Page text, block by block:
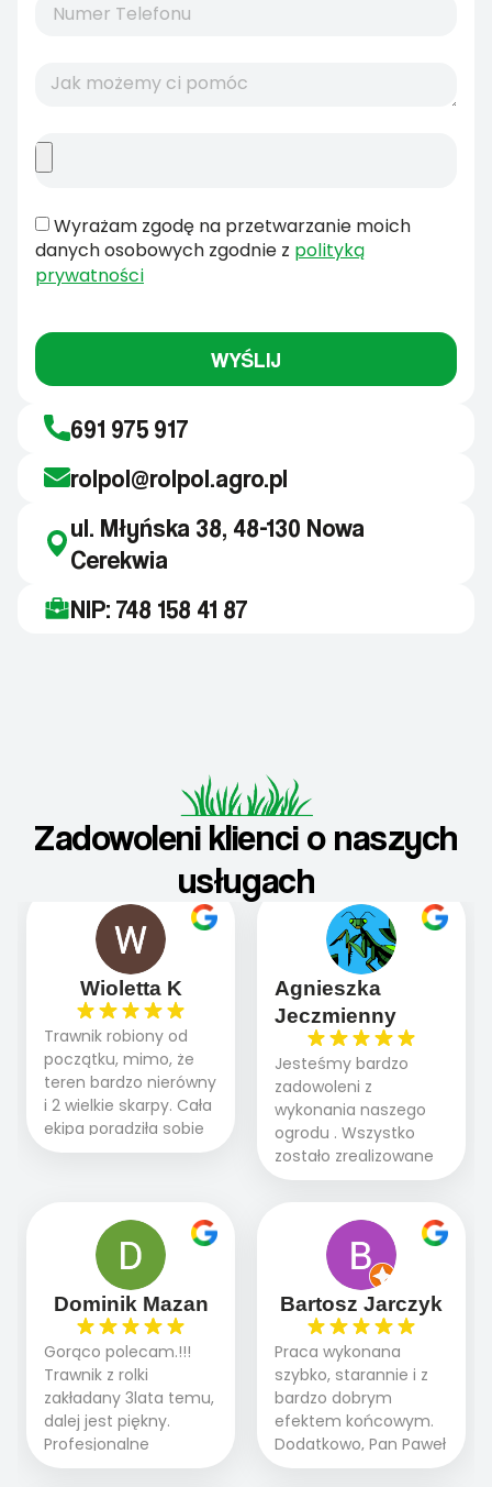
Wyrażam zgodę na przetwarzanie moich
danych osobowych zgodnie z polityką
prywatności
WYŚLIJ
691 975 917
rolpol@rolpol.agro.pl
ul. Młyńska 38, 48-130 Nowa
Cerekwia
NIP: 748 158 41 87
Zadowoleni klienci o naszych
usługach
Wioletta K
Trawnik robiony od
początku, mimo, że
teren bardzo nierówny
i 2 wielkie skarpy. Cała
ekipa poradziła sobie
WSPANIALE od
panowie wiedzą co
robią. Wszystko poszło
sprawnie i szybko.
Doradztwo w
pielęgnacji trawnika
teraz i na późniejszym
etapie jest dużym
plusem. Teraz razem
z dzieckiem i małym
pieskiem cieszymy się
pięknym trawnikiem :)
A trawa robi efekt
Agnieszka
Jeczmienny
Jesteśmy bardzo
zadowoleni z
wykonania naszego
ogrodu . Wszystko
zostało zrealizowane
fachowo, rzetelnie i
oczekiwaniami. Prace
przebiegały sprawnie
dzięki temu,że firma
działa kompleksowo :
ogrodnictwo,nawodnienie,
brukarstwo.Efekt
końcowy przerósł
nasze oczekiwania.
Polecamy tę firmę
wszystkim , którzy
marzą o pięknym
Dominik Mazan
Gorąco polecam.!!!
Trawnik z rolki
zakładany 3lata temu,
dalej jest piękny.
Profesjonalne
podejście do pracy,
Bartosz Jarczyk
Praca wykonana
szybko, starannie i z
bardzo dobrym
efektem końcowym.
Dodatkowo, Pan Paweł
chętnie udziela porad